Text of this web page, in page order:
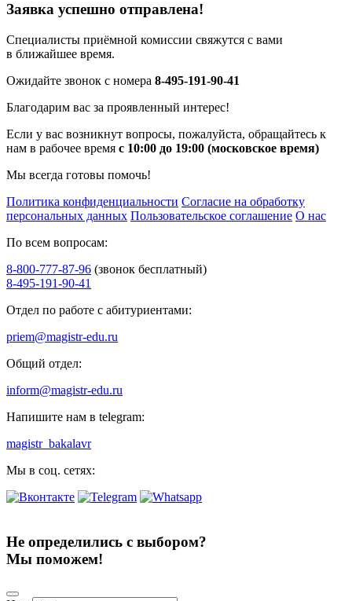
Заявка успешно отправлена!
Специалисты приёмной комиссии свяжутся с вами
в ближайшее время.
Ожидайте звонок с номера 8-495-191-90-41
Благодарим вас за проявленный интерес!
Если у вас возникнут вопросы, пожалуйста, обращайтесь к
нам в рабочее время с 10:00 до 19:00 (московское время)
Мы всегда готовы помочь!
Политика конфиденциальности Согласие на обработку
персональных данных Пользовательское соглашение О нас
По всем вопросам:
8-800-777-87-96 (звонок бесплатный)
8-495-191-90-41
Отдел по работе с абитуриентами:
priem@magistr-edu.ru
Общий отдел:
inform@magistr-edu.ru
Напишите нам в telegram:
magistr_bakalavr
Мы в соц. сетях:
Не определились с выбором?
Мы поможем!